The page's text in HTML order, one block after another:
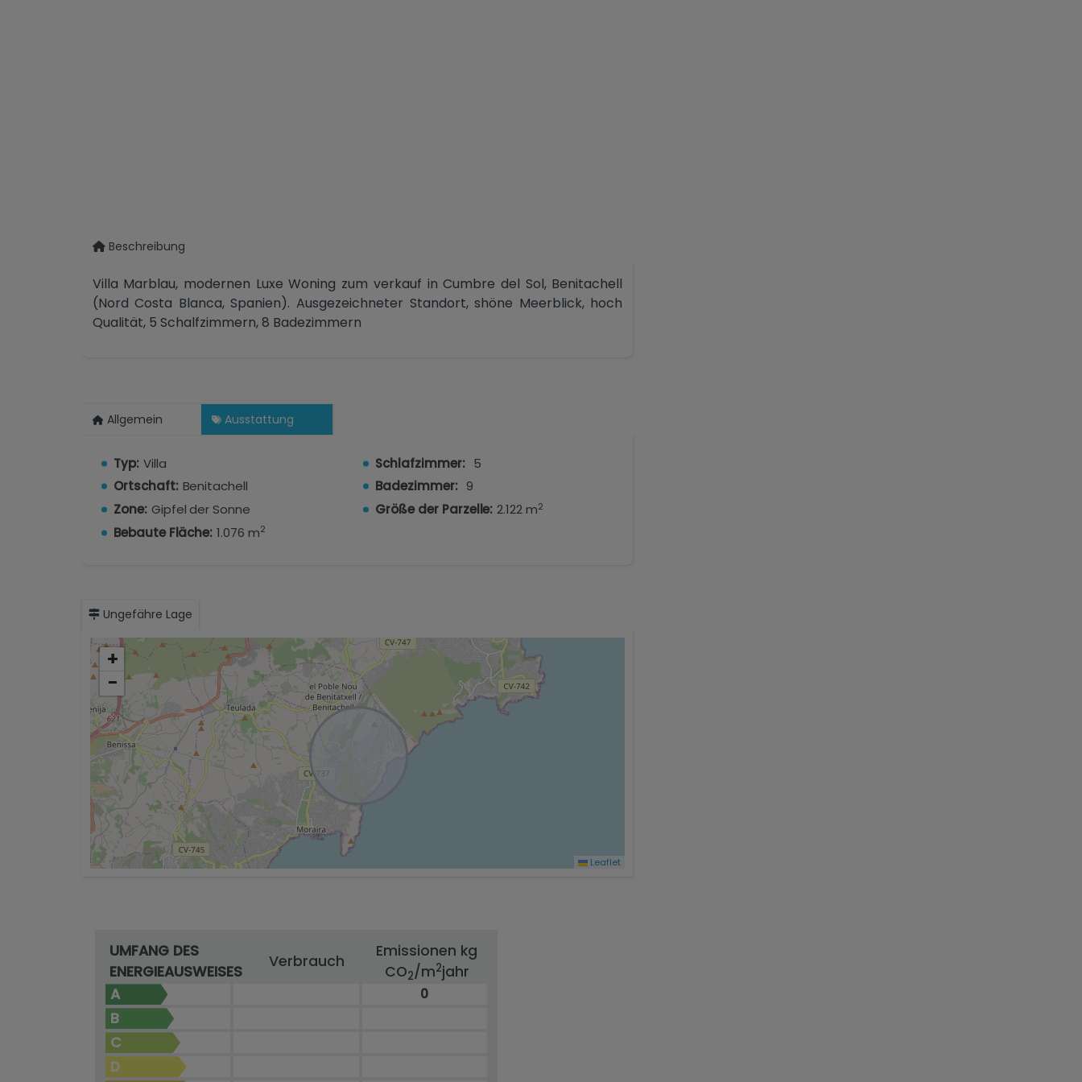
Beschreibung
Villa Marblau, modernen Luxe Woning zum verkauf in Cumbre del Sol, Benitachell
(Nord Costa Blanca, Spanien). Ausgezeichneter Standort, shöne Meerblick, hoch
Qualität, 5 Schalfzimmern, 8 Badezimmern
Allgemein Ausstattung
Typ: Villa Schlafzimmer: 5
Ortschaft: Benitachell Badezimmer: 9
Zone: Gipfel der Sonne Größe der Parzelle: 2.122 m2
Bebaute Fläche: 1.076 m2
Ungefähre Lage
+
−
Leaflet
UMFANG DES
ENERGIEAUSWEISES
Verbrauch
Emissionen kg
CO2/m2jahr
A
0
B
C
D